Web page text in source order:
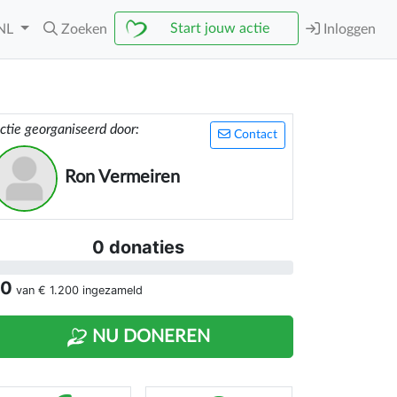
Zoeken Start jouw actie Inloggen
Contact
georganiseerd door:
Ron Vermeiren
0 donaties
van € 1.200 ingezameld
NU DONEREN